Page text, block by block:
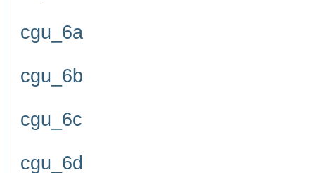
cgu_6a
cgu_6b
cgu_6c
cgu_6d